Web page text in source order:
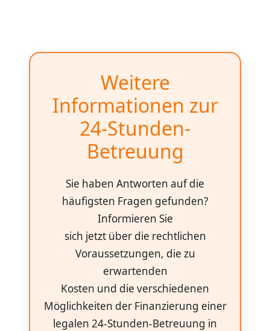
Weitere
Informationen zur
24-Stunden-
Betreuung
Sie haben Antworten auf die
häufigsten Fragen gefunden?
Informieren Sie
sich jetzt über die rechtlichen
Voraussetzungen, die zu
erwartenden
Kosten und die verschiedenen
Möglichkeiten der Finanzierung einer
legalen 24-Stunden-Betreuung in